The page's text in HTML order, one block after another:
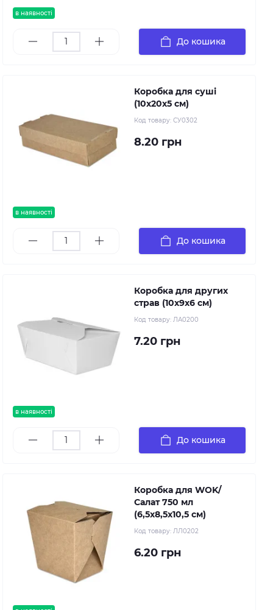
в наявності
До кошика
в наявності
Коробка для суші
(10х20х5 см)
Код товару: СУ0302
8.20 грн
До кошика
в наявності
Коробка для других
страв (10х9х6 см)
Код товару: ЛА0200
7.20 грн
До кошика
Коробка для WOK/
Салат 750 мл
(6,5х8,5х10,5 см)
Код товару: ЛЛ0202
6.20 грн